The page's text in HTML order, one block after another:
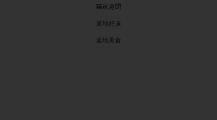
獨家趣聞
道地好康
道地美食